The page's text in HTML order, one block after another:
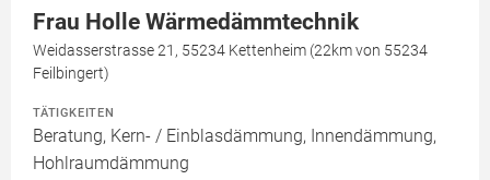
Frau Holle Wärmedämmtechnik
Weidasserstrasse 21, 55234 Kettenheim (22km von 55234
Feilbingert)
TÄTIGKEITEN
Beratung, Kern- / Einblasdämmung, Innendämmung,
Hohlraumdämmung